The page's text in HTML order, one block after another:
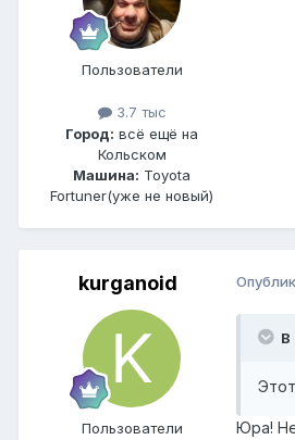
Пользователи
3.7 тыс
Город: всё ещё на
Кольском
Машина: Toyota
Fortuner(уже не новый)
kurganoid
Пользователи
В
Юра!